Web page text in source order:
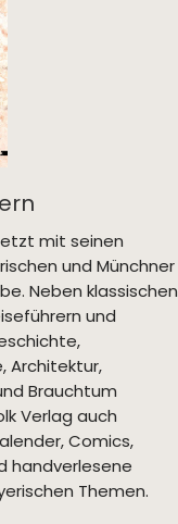
mit seinen
und Münchner
Neben klassischen
und
Architektur,
Brauchtum
Verlag auch
Comics,
handverlesene
Themen.